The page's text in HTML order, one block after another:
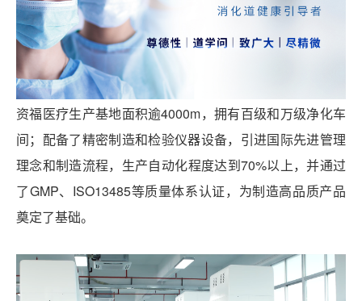
资福医疗生产基地面积逾4000m，拥有百级和万级净化车
间；配备了精密制造和检验仪器设备，引进国际先进管理
理念和制造流程，生产自动化程度达到70%以上，并通过
了GMP、ISO13485等质量体系认证，为制造高品质产品
奠定了基础。